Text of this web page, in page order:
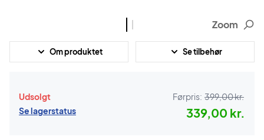
Zoom
Om produktet Se tilbehør
Udsolgt
Se lagerstatus
Førpris: 399,00 kr.
339,00 kr.